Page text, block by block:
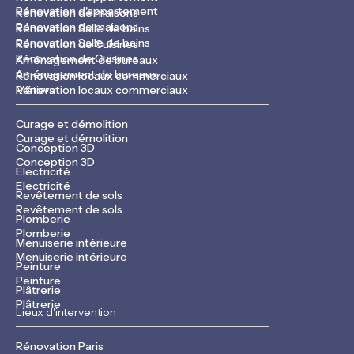
Rénovation d'appartement
Rénovation de maisons
Rénovation de maisons
Rénovation Salle de bains
Rénovation Salle de bains
Rénovation de Cuisines
Rénovation de Cuisines
Aménagement de bureaux
Aménagement de bureaux
Rénovation locaux commerciaux
Rénovation locaux commerciaux
Métiers
Curage et démolition
Curage et démolition
Conception 3D
Conception 3D
Electricité
Electricité
Revêtement de sols
Revêtement de sols
Plomberie
Plomberie
Menuiserie intérieure
Menuiserie intérieure
Peinture
Peinture
Plâtrerie
Plâtrerie
Lieux d'intervention
Rénovation Paris